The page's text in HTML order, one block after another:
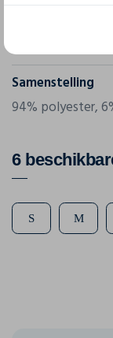
Samenstelling
94% polyester,
6
S M